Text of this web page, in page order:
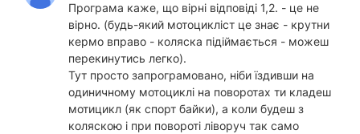
Програма каже, що вірні відповіді 1,2. - це не
вірно. (будь-який мотоцикліст це знає - крутни
кермо вправо - коляска підіймається - можеш
перекинутись легко).
Тут просто запрограмовано, ніби їздивши на
одиничному мотоциклі на поворотах ти кладеш
мотицикл (як спорт байки), а коли будеш з
коляскою і при повороті ліворуч так само